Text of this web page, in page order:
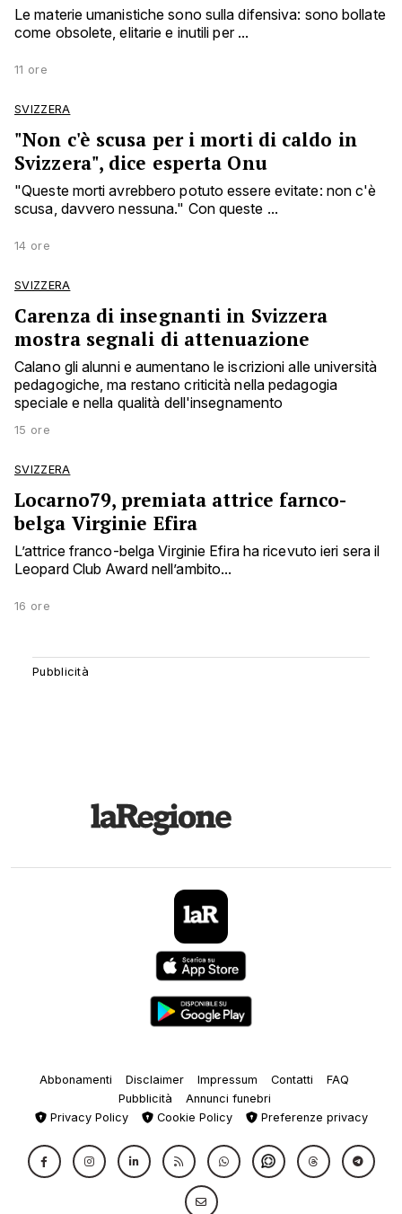
Le materie umanistiche sono sulla difensiva: sono bollate
come obsolete, elitarie e inutili per ...
11 ore
SVIZZERA
"Non c'è scusa per i morti di caldo in
Svizzera", dice esperta Onu
"Queste morti avrebbero potuto essere evitate: non c'è
scusa, davvero nessuna." Con queste ...
14 ore
SVIZZERA
Carenza di insegnanti in Svizzera
mostra segnali di attenuazione
Calano gli alunni e aumentano le iscrizioni alle università
pedagogiche, ma restano criticità nella pedagogia
speciale e nella qualità dell'insegnamento
15 ore
SVIZZERA
Locarno79, premiata attrice farnco-
belga Virginie Efira
L’attrice franco-belga Virginie Efira ha ricevuto ieri sera il
Leopard Club Award nell’ambito...
16 ore
Abbonamenti Disclaimer Impressum Contatti
FAQ
Pubblicità
Annunci funebri
Privacy Policy
Cookie Policy Preferenze privacy